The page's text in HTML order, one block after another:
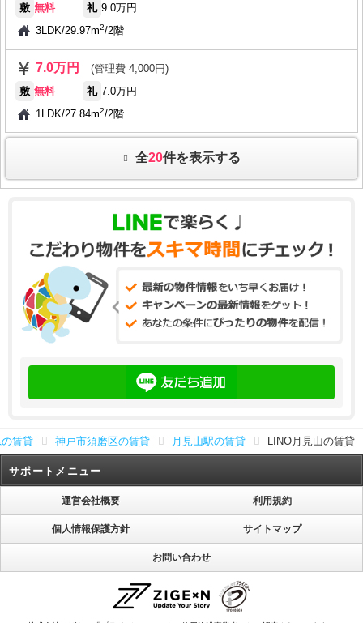
敷 無料 礼 9.0万円
3LDK/29.97m2/2階
7.0万円
(管理費 4,000円)
敷 無料 礼 7.0万円
1LDK/27.84m2/2階
全20件を表示する
賃貸 神戸市須磨区の賃貸 月見山駅の賃貸 LINO月見山の賃貸
サポートメニュー
運営会社概要 利用規約
個人情報保護方針 サイトマップ
お問い合わせ